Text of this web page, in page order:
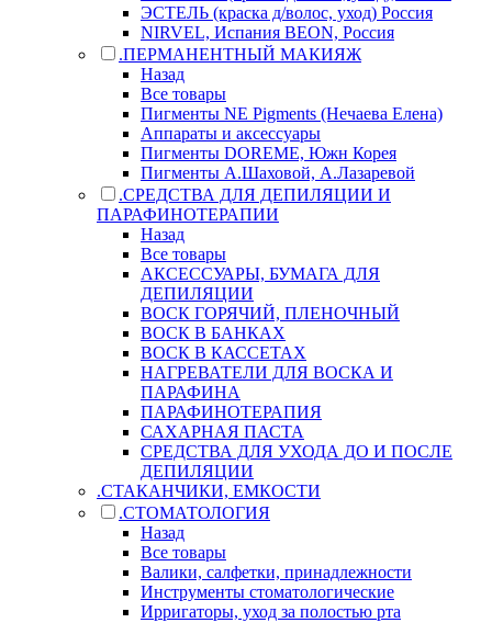
ЭСТЕЛЬ (краска д/волос, уход) Россия
NIRVEL, Испания BEON, Россия
.ПЕРМАНЕНТНЫЙ МАКИЯЖ
Назад
Все товары
Пигменты NE Pigments (Нечаева Елена)
Аппараты и аксессуары
Пигменты DOREME, Южн Корея
Пигменты А.Шаховой, А.Лазаревой
.СРЕДСТВА ДЛЯ ДЕПИЛЯЦИИ И
ПАРАФИНОТЕРАПИИ
Назад
Все товары
АКСЕССУАРЫ, БУМАГА ДЛЯ
ДЕПИЛЯЦИИ
ВОСК ГОРЯЧИЙ, ПЛЕНОЧНЫЙ
ВОСК В БАНКАХ
ВОСК В КАССЕТАХ
НАГРЕВАТЕЛИ ДЛЯ ВОСКА И
ПАРАФИНА
ПАРАФИНОТЕРАПИЯ
САХАРНАЯ ПАСТА
СРЕДСТВА ДЛЯ УХОДА ДО И ПОСЛЕ
ДЕПИЛЯЦИИ
.СТАКАНЧИКИ, ЕМКОСТИ
.СТОМАТОЛОГИЯ
Назад
Все товары
Валики, салфетки, принадлежности
Инструменты стоматологические
Ирригаторы, уход за полостью рта